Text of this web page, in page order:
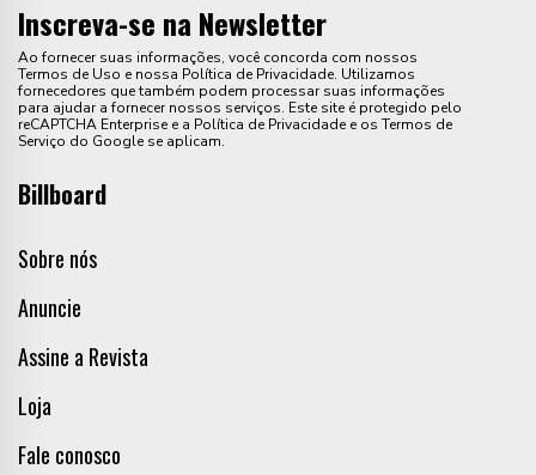
Inscreva-se na Newsletter
Ao fornecer suas informações, você concorda com nossos
Termos de Uso e nossa Política de Privacidade. Utilizamos
fornecedores que também podem processar suas informações
para ajudar a fornecer nossos serviços. Este site é protegido pelo
reCAPTCHA Enterprise e a Política de Privacidade e os Termos de
Serviço do Google se aplicam.
Billboard
Sobre nós
Anuncie
Assine a Revista
Loja
Fale conosco